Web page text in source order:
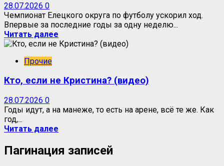
28.07.2026 0
Чемпионат Елецкого округа по футболу ускорил ход.
Впервые за последние годы за одну неделю...
Читать далее
Прочие
Кто, если не Кристина? (видео)
28.07.2026 0
Годы идут, а на манеже, то есть на арене, всё те же. Как
год,...
Читать далее
Пагинация записей